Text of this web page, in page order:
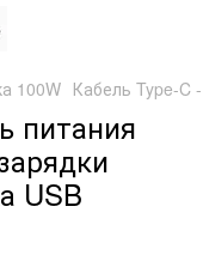
100W Кабель Type-C
питания
USB